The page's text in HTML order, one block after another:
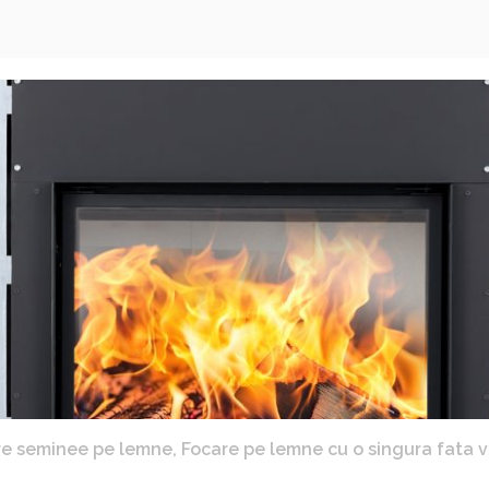
seminee pe lemne, Focare pe lemne cu o singura fata